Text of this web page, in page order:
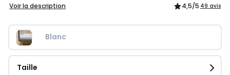
Voir la description 4,5/5 49 avis
Blanc
Taille